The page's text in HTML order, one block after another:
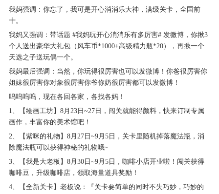
我妈强调：你忘了，我可是开心消消乐大神，满级关卡，全国前
十。
我妈又强调：带话题 #我妈玩开心消消乐有多厉害# 发微博，你揪3
个人送出豪华大礼包（风车币*1000+高级精力瓶*20），再揪一个
天选之子送玩偶一个。
我妈最后强调：当然，你玩得很厉害也可以发微博！你爸很厉害你
姐妹很厉害你对象很厉害你爷你奶很厉害都可以发微博！
呜呜呜呜，现在各回各家，各找各妈！
1、【绘画工坊】8月23日~27日，闯关就能得颜料，快来订制专属
画作，丰富你的美术馆吧！
2、【紫咪的礼物】8月27日~9月5日，关卡里随机掉落魔法瓶，消
除魔法瓶可以获得神秘的礼物哦~
3、【我是大老板】8月30日~9月5日，咖啡小店开业啦！闯关获得
咖啡豆，升级咖啡店，领取海量道具奖励！
4、【全新关卡】老板说：『关卡要简单的同时不失巧妙，巧妙的